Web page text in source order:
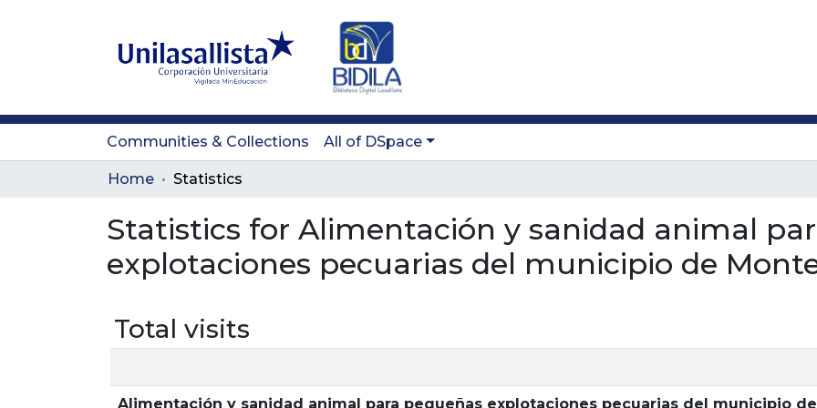
Communities & Collections All of DSpace
Home Statistics
Statistics for Alimentación y sanidad animal
explotaciones pecuarias del municipio de
Total visits
Alimentación y sanidad animal para pequeñas explotaciones pecuarias del municipio